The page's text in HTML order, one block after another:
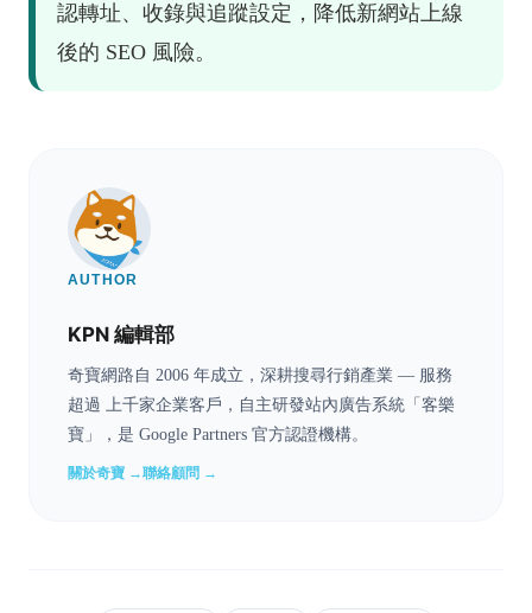
認轉址、收錄與追蹤設定，降低新網站上線
後的 SEO 風險。
AUTHOR
KPN 編輯部
奇寶網路自 2006 年成立，深耕搜尋行銷產業 — 服務
超過 上千家企業客戶，自主研發站內廣告系統「客樂
寶」，是 Google Partners 官方認證機構。
關於奇寶 →聯絡顧問 →